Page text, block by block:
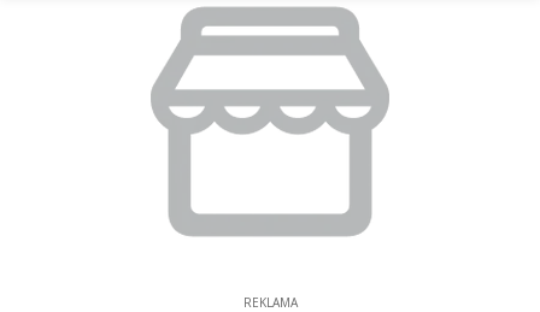
REKLAMA